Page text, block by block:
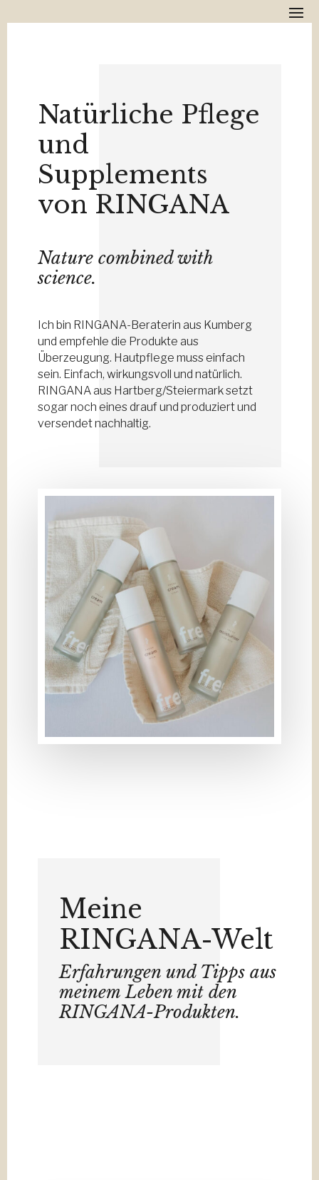
für Neukunden! ***
Natürliche Pflege
und
Supplements
von RINGANA
Nature combined with
science.
Ich bin RINGANA-Beraterin aus Kumberg
und empfehle die Produkte aus
Überzeugung. Hautpflege muss einfach
sein. Einfach, wirkungsvoll und natürlich.
RINGANA aus Hartberg/Steiermark setzt
sogar noch eines drauf und produziert und
versendet nachhaltig.
Meine
RINGANA-Welt
Erfahrungen und Tipps aus
meinem Leben mit den
RINGANA-Produkten.